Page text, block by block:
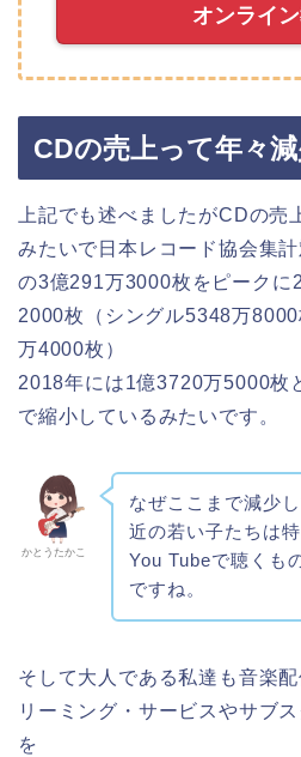
オンライ
CDの売上って年々
上記でも述べましたがCDの売
みたいで日本レコード協会集
の3億291万3000枚をピークに
2000枚（シングル5348万
万4000枚）
2018年には1億3720万5000枚
で縮小しているみたいです。
かとうたかこ
なぜここまで減少
近の若い子たちは
You Tubeで聴くも
ですね。
そして大人である私達も音楽
リーミング・サービスやサブ
を